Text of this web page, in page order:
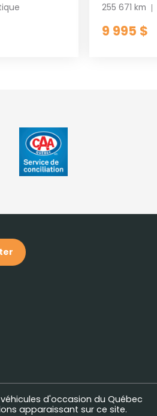
255 671 km
9 995 $
d'occasion du Québec
apparaissant sur ce site.